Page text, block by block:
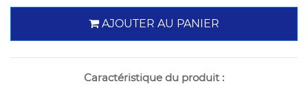
AJOUTER AU PANIER
Caractéristique du produit :